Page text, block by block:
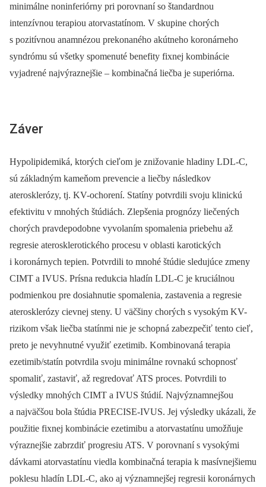
minimálne noninferiórny pri porovnaní so štandardnou
intenzívnou terapiou atorvastatínom. V skupine chorých
s pozitívnou anamnézou prekonaného akútneho koronárneho
syndrómu sú všetky spomenuté benefity fixnej kombinácie
vyjadrené najvýraznejšie –⁠ kombinačná liečba je superiórna.
Záver
Hypolipidemiká, ktorých cieľom je znižovanie hladiny LDL-C,
sú základným kameňom prevencie a liečby následkov
aterosklerózy, tj. KV-ochorení. Statíny potvrdili svoju klinickú
efektivitu v mnohých štúdiách. Zlepšenia prognózy liečených
chorých pravdepodobne vyvolaním spomalenia priebehu až
regresie aterosklerotického procesu v oblasti karotických
i koronárnych tepien. Potvrdili to mnohé štúdie sledujúce zmeny
CIMT a IVUS. Prísna redukcia hladín LDL-C je kruciálnou
podmienkou pre dosiahnutie spomalenia, zastavenia a regresie
aterosklerózy cievnej steny. U väčšiny chorých s vysokým KV-
rizikom však liečba statínmi nie je schopná zabezpečiť tento cieľ,
preto je nevyhnutné využiť ezetimib. Kombinovaná terapia
ezetimib/statín potvrdila svoju minimálne rovnakú schopnosť
spomaliť, zastaviť, až regredovať ATS proces. Potvrdili to
výsledky mnohých CIMT a IVUS štúdií. Najvýznamnejšou
a najväčšou bola štúdia PRECISE-IVUS. Jej výsledky ukázali, že
použitie fixnej kombinácie ezetimibu a atorvastatínu umožňuje
výraznejšie zabrzdiť progresiu ATS. V porovnaní s vysokými
dávkami atorvastatínu viedla kombinačná terapia k masívnejšiemu
poklesu hladín LDL-C, ako aj významnejšej regresii koronárnych